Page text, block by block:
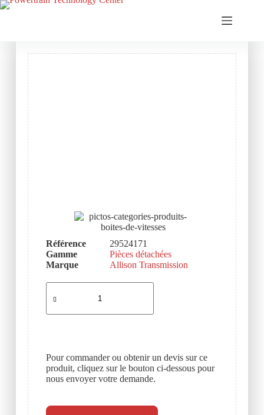
Référence
29524171
Gamme
Pièces détachées
Marque
Allison Transmission
Pour commander ou obtenir un devis sur ce
produit, cliquez sur le bouton ci-dessous pour
nous envoyer votre demande.